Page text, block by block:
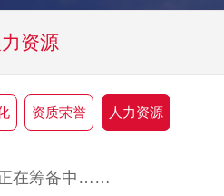
力资源
资质荣誉 人力资源
在筹备中……